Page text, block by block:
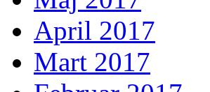
April 2017
Mart 2017